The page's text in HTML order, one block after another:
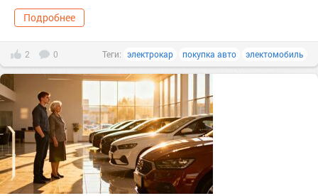
Подробнее
2 0 Теги: электрокар покупка авто электомобиль